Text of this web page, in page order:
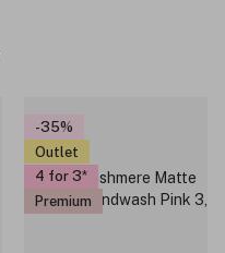
-35%
Outlet
4 for 3
Premium